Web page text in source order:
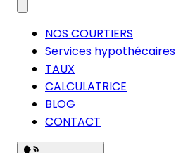
NOS COURTIERS
Services hypothécaires
TAUX
CALCULATRICE
BLOG
CONTACT